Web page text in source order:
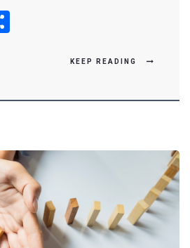
KEEP READING